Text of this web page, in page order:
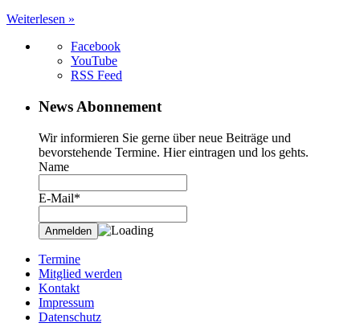
Weiterlesen »
Facebook
YouTube
RSS Feed
News Abonnement
Wir informieren Sie gerne über neue Beiträge und
bevorstehende Termine. Hier eintragen und los gehts.
Name
E-Mail*
Termine
Mitglied werden
Kontakt
Impressum
Datenschutz